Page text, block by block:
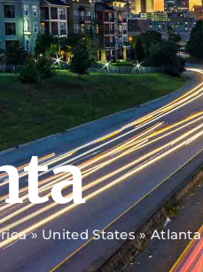
»United States»Atlanta